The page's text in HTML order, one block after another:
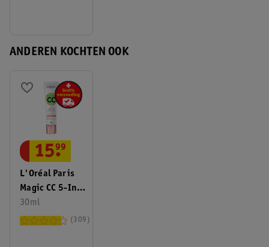
ANDEREN KOCHTEN OOK
L'Oréal Paris
Magic CC 5-In-1
Anti-
Roodheidscrème
30ml
15.
99
309